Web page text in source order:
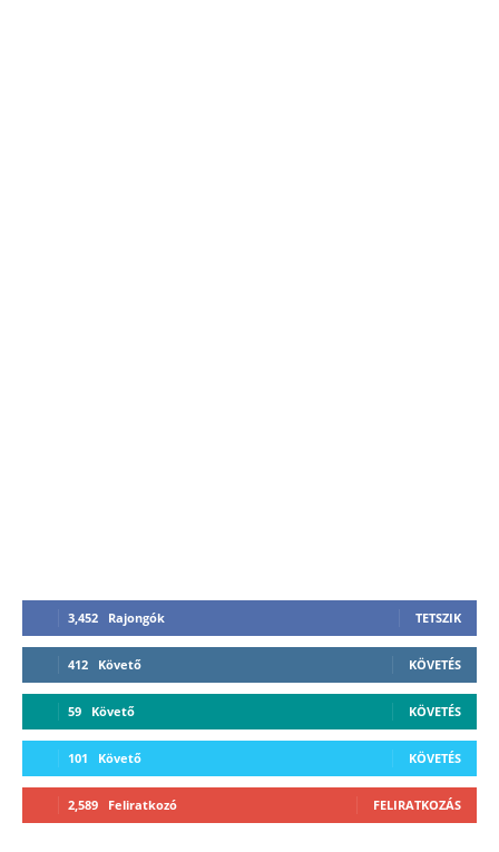
3,452 Rajongók TETSZIK
412 Követő KÖVETÉS
59 Követő KÖVETÉS
101 Követő KÖVETÉS
2,589 Feliratkozó FELIRATKOZÁS